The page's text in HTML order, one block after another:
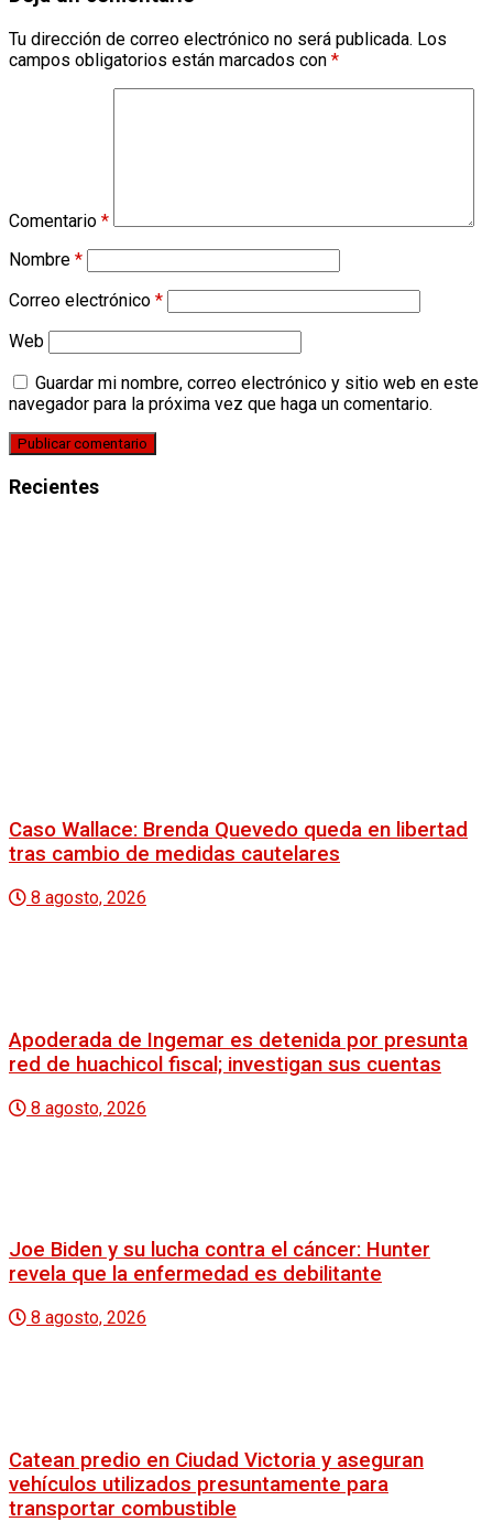
Tu dirección de correo electrónico no será publicada. Los
campos obligatorios están marcados con *
Comentario *
Nombre *
Correo electrónico *
Web
Guardar mi nombre, correo electrónico y sitio web en este
navegador para la próxima vez que haga un comentario.
Recientes
Caso Wallace: Brenda Quevedo queda en libertad
tras cambio de medidas cautelares
8 agosto, 2026
Apoderada de Ingemar es detenida por presunta
red de huachicol fiscal; investigan sus cuentas
8 agosto, 2026
Joe Biden y su lucha contra el cáncer: Hunter
revela que la enfermedad es debilitante
8 agosto, 2026
Catean predio en Ciudad Victoria y aseguran
vehículos utilizados presuntamente para
transportar combustible